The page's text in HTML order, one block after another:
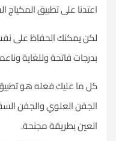
اعتدنا على تطبيق
لكن يمكنك الحفاظ على
بدرجات فاتحة وللغاية
كل ما عليك فعله هو
الجفن العلوي والجفن
العين بطريقة مجنحة.